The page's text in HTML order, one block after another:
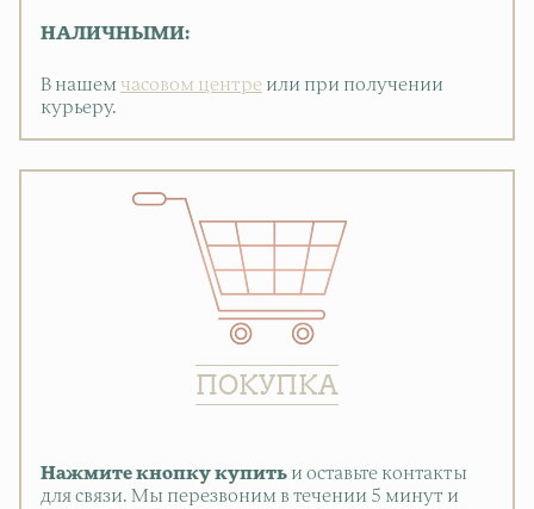
НАЛИЧНЫМИ:
В нашем часовом центре или при получении
курьеру.
ПОКУПКА
Нажмите кнопку купить и оставьте контакты
для связи. Мы перезвоним в течении 5 минут и